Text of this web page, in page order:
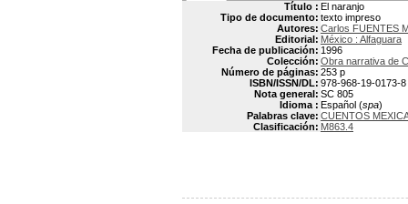
Título : El naranjo
Tipo de documento: texto impreso
Autores: Carlos FUENTES
Editorial: México : Alfaguara
Fecha de publicación: 1996
Colección: Obra narrativa de
Número de páginas: 253 p
ISBN/ISSN/DL: 978-968-19-0173-8
Nota general: SC 805
Idioma : Español (spa)
Palabras clave: CUENTOS
Clasificación: M863.4